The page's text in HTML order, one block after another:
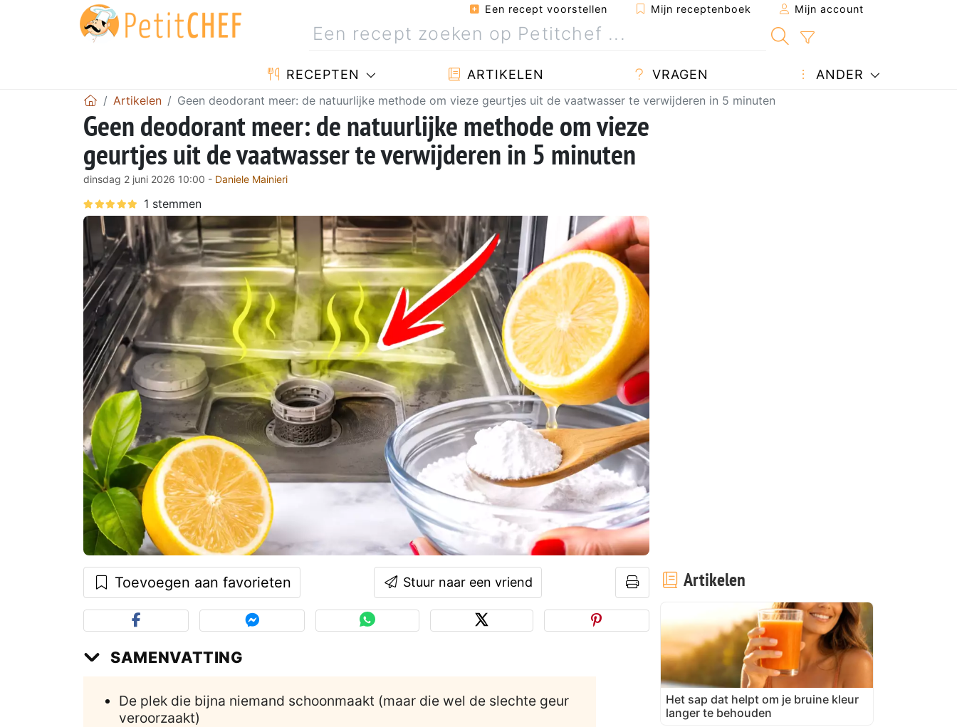
Een recept voorstellen Mijn receptenboek Mijn account
RECEPTEN ARTIKELEN VRAGEN ANDER
Artikelen Geen deodorant meer: de natuurlijke methode om vieze geurtjes uit de vaatwasser te verwijderen in 5 minuten
Geen deodorant meer: de natuurlijke methode om vieze
geurtjes uit de vaatwasser te verwijderen in 5 minuten
dinsdag 2 juni 2026 10:00 - Daniele Mainieri
Toevoegen aan favorieten Stuur naar een vriend
SAMENVATTING
De plek die bijna niemand schoonmaakt (maar die wel de slechte geur
veroorzaakt)
Artikelen
Het sap dat helpt om je bruine kleur
langer te behouden